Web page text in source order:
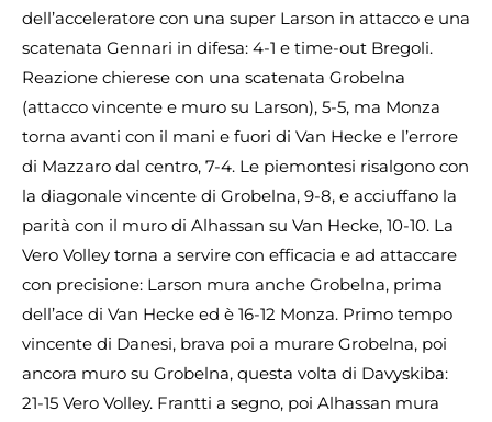
dell’acceleratore con una super Larson in attacco e una
scatenata Gennari in difesa: 4-1 e time-out Bregoli.
Reazione chierese con una scatenata Grobelna
(attacco vincente e muro su Larson), 5-5, ma Monza
torna avanti con il mani e fuori di Van Hecke e l’errore
di Mazzaro dal centro, 7-4. Le piemontesi risalgono con
la diagonale vincente di Grobelna, 9-8, e acciuffano la
parità con il muro di Alhassan su Van Hecke, 10-10. La
Vero Volley torna a servire con efficacia e ad attaccare
con precisione: Larson mura anche Grobelna, prima
dell’ace di Van Hecke ed è 16-12 Monza. Primo tempo
vincente di Danesi, brava poi a murare Grobelna, poi
ancora muro su Grobelna, questa volta di Davyskiba:
21-15 Vero Volley. Frantti a segno, poi Alhassan mura